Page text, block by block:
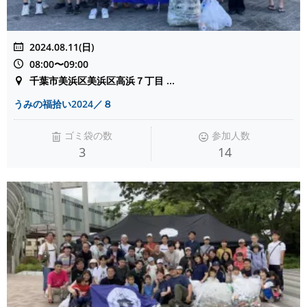
2024.08.11(日)
08:00〜09:00
千葉市美浜区美浜区高浜７丁目 ...
うみの福拾い2024／８
ゴミ袋の数
3
参加人数
14